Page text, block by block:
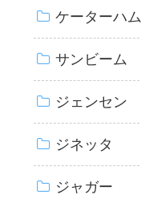
ケーターハム
サンビーム
ジェンセン
ジネッタ
ジャガー